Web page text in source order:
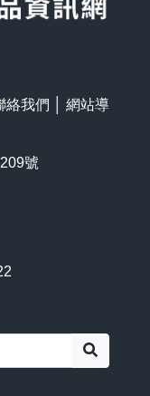
絡我們
網站導
號